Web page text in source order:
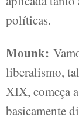
políticas.
Mounk:
liberalismo,
XIX, começa
basicamente